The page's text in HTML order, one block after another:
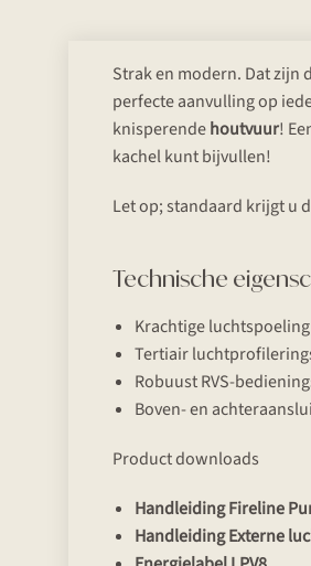
Strak en modern. Dat zijn
perfecte aanvulling op
knisperendehoutvuur!
kachel kunt bijvullen!
Let op; standaard krijgt u
Technische
Krachtige
Tertiair
Robuust RVS-
Boven- en
Product downloads
Handleiding Fireline
Handleiding Externe